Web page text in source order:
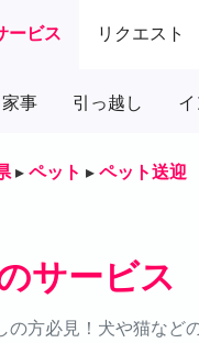
ービス リクエスト
家事 引っ越し
▸ ペット ▸ ペット送迎
サービス
の方必見！犬や猫など